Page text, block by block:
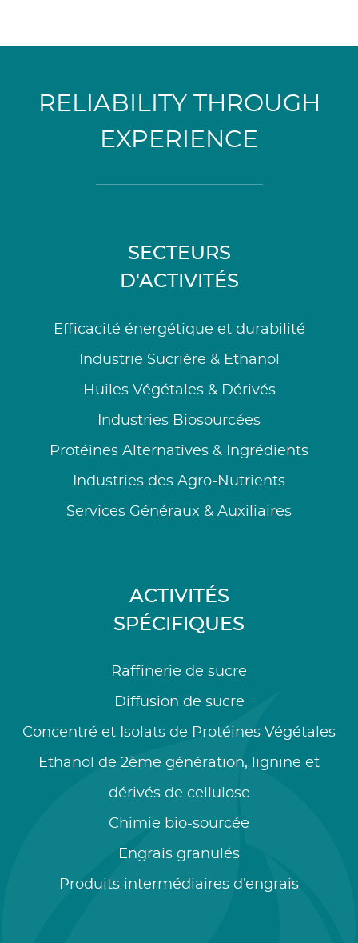
RELIABILITY THROUGH
EXPERIENCE
SECTEURS
D'ACTIVITÉS
Efficacité énergétique et durabilité
Industrie Sucrière & Ethanol
Huiles Végétales & Dérivés
Industries Biosourcées
Protéines Alternatives & Ingrédients
Industries des Agro-Nutrients
Services Généraux & Auxiliaires
ACTIVITÉS
SPÉCIFIQUES
Raffinerie de sucre
Diffusion de sucre
Concentré et Isolats de Protéines Végétales
Ethanol de 2ème génération, lignine et
dérivés de cellulose
Chimie bio-sourcée
Engrais granulés
Produits intermédiaires d’engrais